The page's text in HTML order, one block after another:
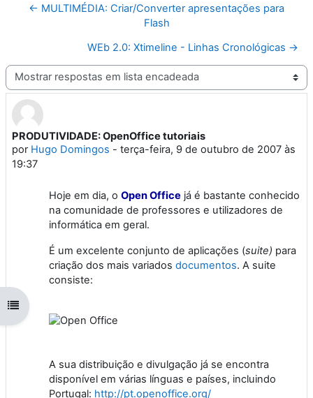
Abrir índice da disciplina
← MULTIMÉDIA: Criar/Converter apresentações para
Flash
WEb 2.0: Xtimeline - Linhas Cronológicas →
Modo de visualização
PRODUTIVIDADE: OpenOffice tutoriais
por Hugo Domingos - terça-feira, 9 de outubro de 2007 às
19:37
Número de respostas: 0
Hoje em dia, o Open Office já é bastante conhecido
na comunidade de professores e utilizadores de
informática em geral.
É um excelente conjunto de aplicações (suite) para
criação dos mais variados documentos. A suite
consiste:
A sua distribuição e divulgação já se encontra
disponível em várias línguas e países, incluindo
Portugal: http://pt.openoffice.org/